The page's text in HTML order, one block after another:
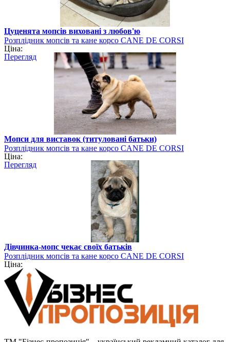
Цуценята мопсів виховані з любов'ю
Розплідник мопсів та кане корсо CANE DE CORSI
Ціна:
Перегляд
Мопси для виставок (титуловані батьки)
Розплідник мопсів та кане корсо CANE DE CORSI
Ціна:
Перегляд
Дівчинка-мопс чекає своїх батьків
Розплідник мопсів та кане корсо CANE DE CORSI
Ціна: